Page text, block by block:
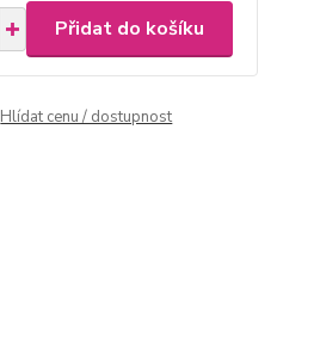
Přidat do košíku
Hlídat cenu / dostupnost